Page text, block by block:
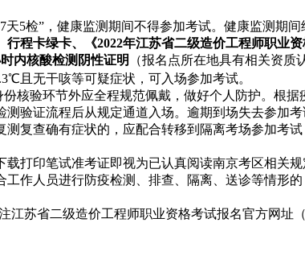
5检”，健康监测期间不得参加考试。健康监测期
程卡绿卡、《2022年江苏省二级造价工程师职业
内核酸检测阴性证明
（报名点所在地具有相关资
且无干咳等可疑症状，可入场参加考试。
核验环节外应全程规范佩戴，做好个人防护。根
验证流程后从规定通道入场。逾期到场失去参加考
复查确有症状的，应配合转移到隔离考场参加考
打印笔试准考证即视为已认真阅读南京考区相关
作人员进行防疫检测、排查、隔离、送诊等情形
苏省二级造价工程师职业资格考试报名官方网址